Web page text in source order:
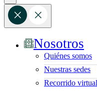
Nosotros
Quiénes somos
Nuestras sedes
Recorrido virtual